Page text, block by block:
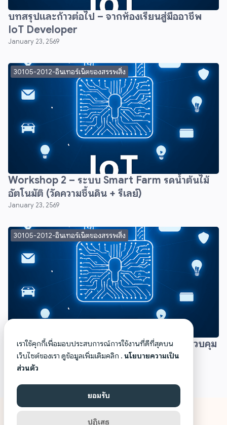
บทสรุปและก้าวต่อไป – จากห้องเรียนสู่มืออาชีพ
IoT Developer
January 23, 2569
30105-2012-อินเทอร์เน็ตของสรรพสิ่ง
Workshop 2 – ระบบ Smart Farm รดน้ำต้นไม้
อัตโนมัติ (วัดความชื้นดิน + รีเลย์)
January 23, 2569
30105-2012-อินเทอร์เน็ตของสรรพสิ่ง
Workshop 1 – สร้างระบบ Smart Home ควบคุม
ไฟและพัดลมอัตโนมัติ
January 23, 2569
เราใช้คุกกี้เพื่อมอบประสบการณ์การใช้งานที่ดีที่สุดบน
เว็บไซต์ของเรา ดูข้อมูลเพิ่มเติมคลิก . นโยบายความเป็น
ส่วนตัว
ยอมรับ
ปฏิเสธ